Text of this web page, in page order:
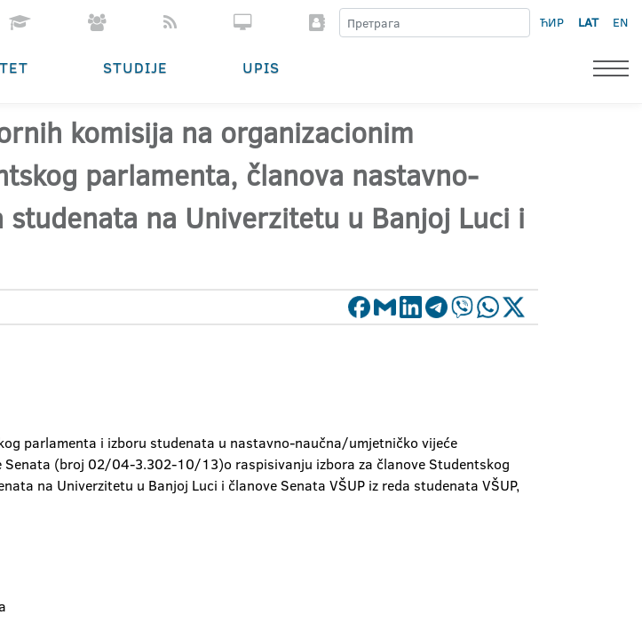
ЋИР LAT EN
STUDIJE UPIS
komisija na organizacionim
parlamenta, članova nastavno-
na Univerzitetu u Banjoj Luci i
parlamenta i izboru studenata u nastavno-naučna/umjetničko vijeće
(broj 02/04-3.302-10/13)o raspisivanju izbora za članove Studentskog
na Univerzitetu u Banjoj Luci i članove Senata VŠUP iz reda studenata VŠUP,